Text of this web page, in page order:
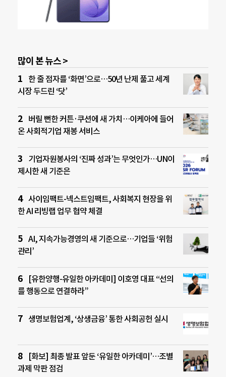
많이 본 뉴스 >
한 줄 점자를 ‘화면’으로…50년 난제 풀고 세계
시장 두드린 ‘닷’
버릴 뻔한 커튼·쿠션에 새 가치…이케아에 들어
온 사회적기업 재봉 서비스
기업자원봉사의 ‘진짜 성과’는 무엇인가…UN이
제시한 새 기준은
사이임팩트-넥스트임팩트, 사회복지 현장을 위
한 AI 리빙랩 업무 협약 체결
AI, 지속가능경영의 새 기준으로…기업들 ‘위험
관리’
[유한양행-유일한 아카데미] 이호영 대표 “선의
를 행동으로 연결하라”
생명보험업계, ‘상생금융’ 통한 사회공헌 실시
[화보] 최종 발표 앞둔 ‘유일한 아카데미’…조별
과제 막판 점검